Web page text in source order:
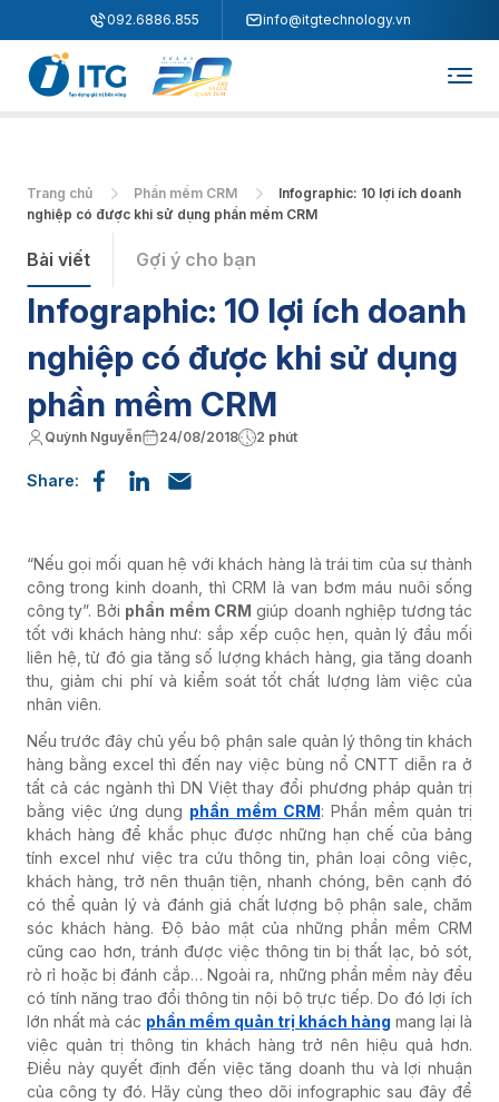
092.6886.855 info@itgtechnology.vn
Trang chủ Phần mềm CRM
Infographic: 10 lợi ích doanh
nghiệp có được khi sử dụng phần mềm CRM
Bài viết Gợi ý cho bạn
Infographic: 10 lợi ích doanh
nghiệp có được khi sử dụng
phần mềm CRM
Quỳnh Nguyễn 24/08/2018 2 phút
Share:
“Nếu gọi mối quan hệ với khách hàng là trái tim của sự thành
công trong kinh doanh, thì CRM là van bơm máu nuôi sống
công ty”. Bởi phần mềm CRM giúp doanh nghiệp tương tác
tốt với khách hàng như: sắp xếp cuộc hẹn, quản lý đầu mối
liên hệ, từ đó gia tăng số lượng khách hàng, gia tăng doanh
thu, giảm chi phí và kiểm soát tốt chất lượng làm việc của
nhân viên.
Nếu trước đây chủ yếu bộ phận sale quản lý thông tin khách
hàng bằng excel thì đến nay việc bùng nổ CNTT diễn ra ở
tất cả các ngành thì DN Việt thay đổi phương pháp quản trị
bằng việc ứng dụng phần mềm CRM: Phần mềm quản trị
khách hàng để khắc phục được những hạn chế của bảng
tính excel như việc tra cứu thông tin, phân loại công việc,
khách hàng, trở nên thuận tiện, nhanh chóng, bên cạnh đó
có thể quản lý và đánh giá chất lượng bộ phận sale, chăm
sóc khách hàng. Độ bảo mật của những phần mềm CRM
cũng cao hơn, tránh được việc thông tin bị thất lạc, bỏ sót,
rò rỉ hoặc bị đánh cắp… Ngoài ra, những phần mềm này đều
có tính năng trao đổi thông tin nội bộ trực tiếp. Do đó lợi ích
lớn nhất mà các phần mềm quản trị khách hàng mang lại là
việc quản trị thông tin khách hàng trở nên hiệu quả hơn.
Điều này quyết định đến việc tăng doanh thu và lợi nhuận
của công ty đó. Hãy cùng theo dõi infographic sau đây để